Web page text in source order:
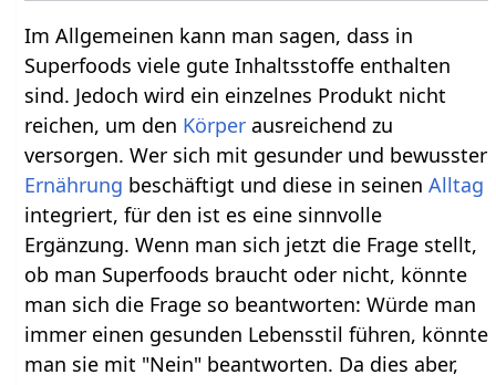
Im Allgemeinen kann man sagen, dass in
Superfoods viele gute Inhaltsstoffe enthalten
sind. Jedoch wird ein einzelnes Produkt nicht
reichen, um den Körper ausreichend zu
versorgen. Wer sich mit gesunder und bewusster
Ernährung beschäftigt und diese in seinenAlltag
integriert, für den ist es eine sinnvolle
Ergänzung. Wenn man sich jetzt die Frage stellt,
ob man Superfoods braucht oder nicht, könnte
man sich die Frage so beantworten: Würde man
immer einen gesunden Lebensstil führen, könnte
man sie mit "Nein" beantworten. Da dies aber,